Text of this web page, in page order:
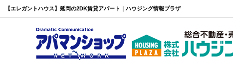
【エレガントハウス】延岡の2DK賃貸アパート｜ハウジング情報プラザ